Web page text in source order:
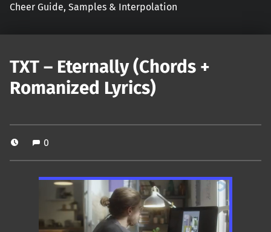
Cheer Guide, Samples & Interpolation
TXT – Eternally (Chords +
Romanized Lyrics)
0